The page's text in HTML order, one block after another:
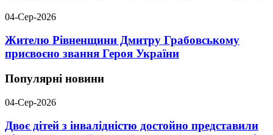
04-Сер-2026
Жителю Рівненщини Дмитру Грабовському
присвоєно звання Героя України
Популярні новини
04-Сер-2026
Двоє дітей з інвалідністю достойно представили